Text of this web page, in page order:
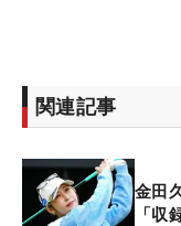
関連記事
金田
「